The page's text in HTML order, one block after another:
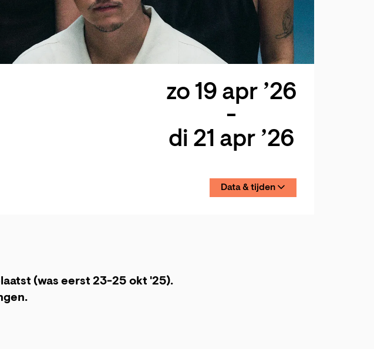
zo 19 apr ’26
-
di 21 apr ’26
Data & tijden
(was eerst 23-25 okt '25).